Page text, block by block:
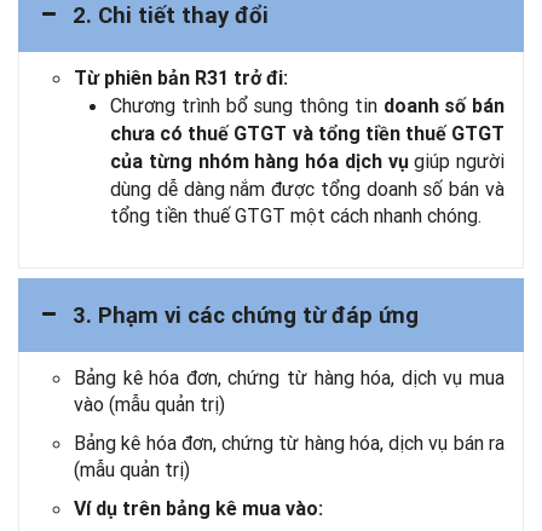
2. Chi tiết thay đổi
Từ phiên bản R31 trở đi:
Chương trình bổ sung thông tin doanh số bán
chưa có thuế GTGT và tổng tiền thuế GTGT
của từng nhóm hàng hóa dịch vụgiúp người
dùng dễ dàng nắm được tổng doanh số bán và
tổng tiền thuế GTGT một cách nhanh chóng.
3. Phạm vi các chứng từ đáp ứng
Bảng kê hóa đơn, chứng từ hàng hóa, dịch vụ mua
vào (mẫu quản trị)
Bảng kê hóa đơn, chứng từ hàng hóa, dịch vụ bán ra
(mẫu quản trị)
Ví dụ trên bảng kê mua vào: